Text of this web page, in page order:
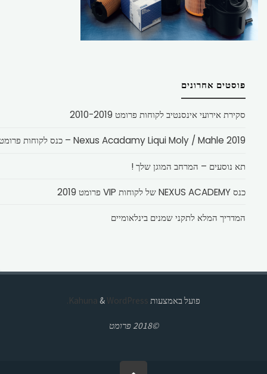
פוסטים אחרונים
סקירת אירועי אינסנטיב לקוחות פרומט 2010-2019
Nexus Acadamy Liqui Moly / Mahle 2019 – כנס לקוחות פרומט
תא נוסעים – המרחב המוגן שלך !
כנס NEXUS ACADEMY של לקוחות VIP פרומט 2019
המדריך המלא לתקני שמנים בינלאומיים
פועל באמצעות & WordPress.
©2018 פרומט